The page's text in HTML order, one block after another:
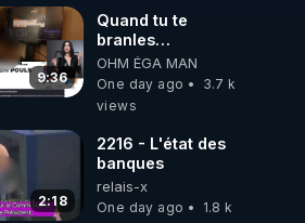
Haies
9:36
Quand tu te
branles
bonhomme tu
émets des ondes
ils ont juste omis
OHM ÉGA MAN
One day ago
3.7 k
views
2:18
2216 - L'état des
banques
relais-x
One day ago
1.8 k